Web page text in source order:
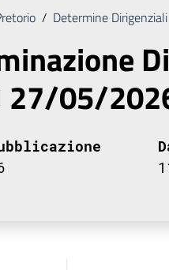
/ Determine Dirigenziali
27/05/